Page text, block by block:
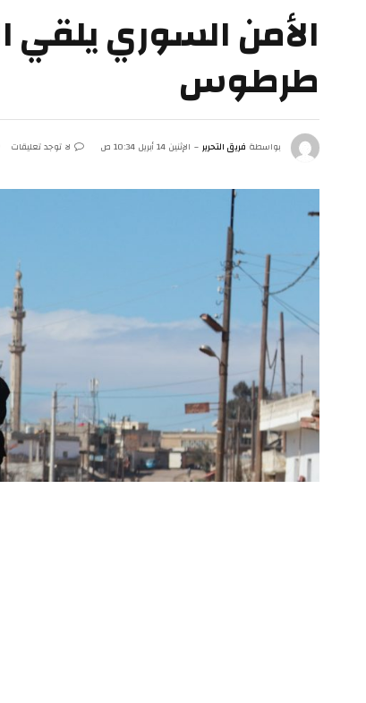
الأمن السوري يلقي
طرطوس
بواسطة فريق التحرير الإثنين 14 أبريل 10:34 ص لا توجد تعليقات